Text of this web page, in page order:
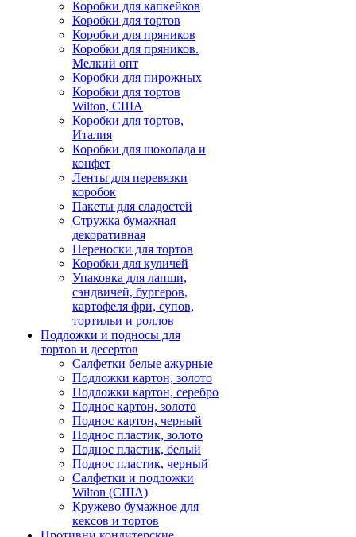
Коробки для капкейков
Коробки для тортов
Коробки для пряников
Коробки для пряников.
Мелкий опт
Коробки для пирожных
Коробки для тортов
Wilton, США
Коробки для тортов,
Италия
Коробки для шоколада и
конфет
Ленты для перевязки
коробок
Пакеты для сладостей
Стружка бумажная
декоративная
Переноски для тортов
Коробки для куличей
Упаковка для лапши,
сэндвичей, бургеров,
картофеля фри, супов,
тортильи и роллов
Подложки и подносы для
тортов и десертов
Салфетки белые ажурные
Подложки картон, золото
Подложки картон, серебро
Поднос картон, золото
Поднос картон, черный
Поднос пластик, золото
Поднос пластик, белый
Поднос пластик, черный
Салфетки и подложки
Wilton (США)
Кружево бумажное для
кексов и тортов